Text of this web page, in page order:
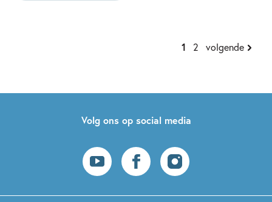
1 2 volgende
Volg ons op social media